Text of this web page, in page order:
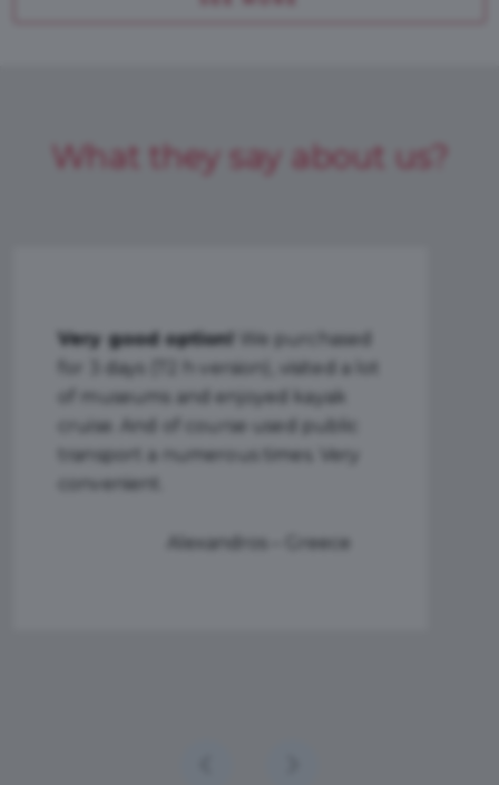
What they say about us?
Excellent! I used 72-Hour Gdansk
Tourist Card.
It was a great
decision. An ideal way for a
sightseeing of this beautiful city. I
highly recommend it.
Elar – Norway